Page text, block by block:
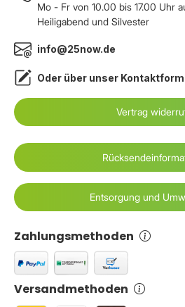
Mo - Fr von 10.00 bis 17.00 Uhr
Heiligabend und Silvester
info@25now.de
Oder über unser
Vertrag
Zahlungsmethoden
Versandmethoden
Entsorgung und